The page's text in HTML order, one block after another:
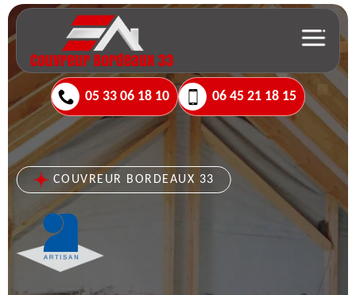
05 33 06 18 10 06 45 21 18 15
COUVREUR BORDEAUX 33